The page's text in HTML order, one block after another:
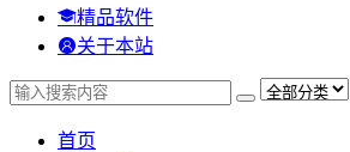
精品软件
关于本站
首页